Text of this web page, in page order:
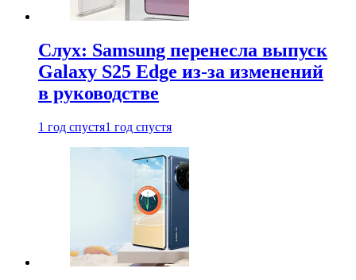
Слух: Samsung перенесла выпуск
Galaxy S25 Edge из-за изменений
в руководстве
1 год спустя1 год спустя